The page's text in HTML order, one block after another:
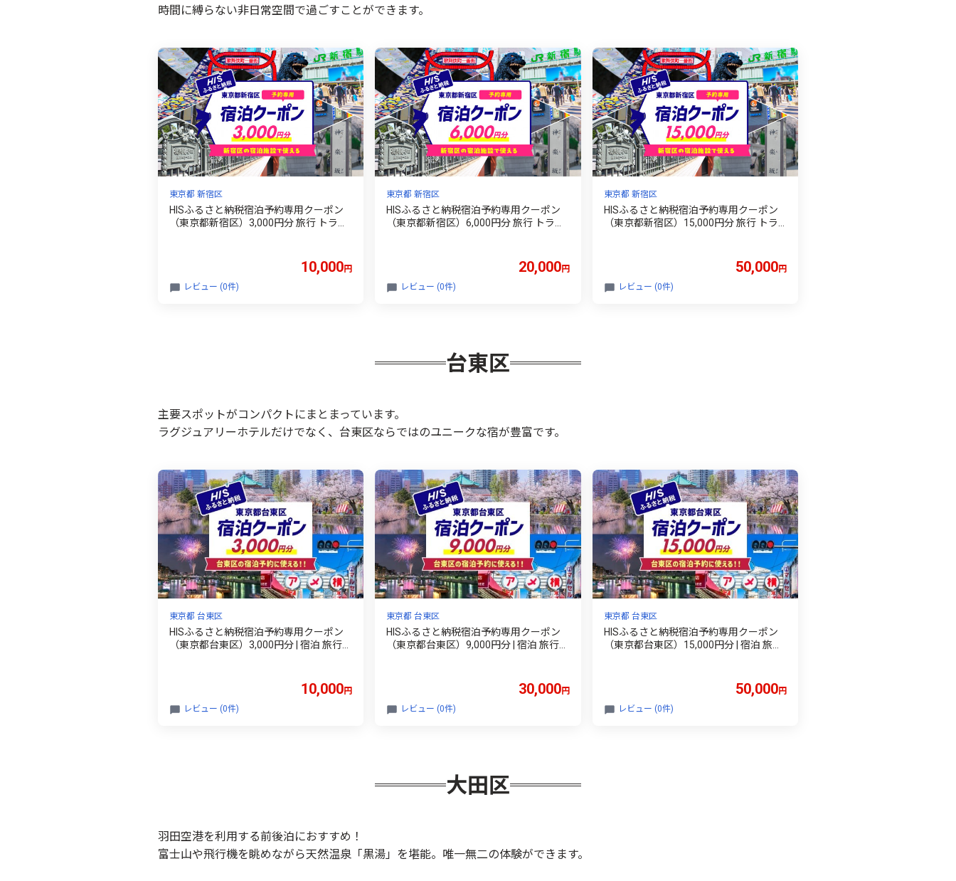
時間に縛らない非日常空間で過ごすことができます。
東京都 新宿区
HISふるさと納税宿泊予約専用クーポン
（東京都新宿区）3,000円分 旅行 トラベ
10,000円
レビュー (0件)
東京都 新宿区
HISふるさと納税宿泊予約専用クーポン
（東京都新宿区）6,000円分 旅行 トラベ
20,000円
レビュー (0件)
東京都 新宿区
HISふるさと納税宿泊予約専用クーポン
（東京都新宿区）15,000円分 旅行 トラ
50,000円
レビュー (0件)
台東区
主要スポットがコンパクトにまとまっています。
ラグジュアリーホテルだけでなく、台東区ならではのユニークな宿が豊富です。
東京都 台東区
HISふるさと納税宿泊予約専用クーポン
（東京都台東区）3,000円分 | 宿泊 旅行
10,000円
レビュー (0件)
東京都 台東区
HISふるさと納税宿泊予約専用クーポン
（東京都台東区）9,000円分 | 宿泊 旅行
30,000円
レビュー (0件)
東京都 台東区
HISふるさと納税宿泊予約専用クーポン
（東京都台東区）15,000円分 | 宿泊 旅行
50,000円
レビュー (0件)
大田区
羽田空港を利用する前後泊におすすめ！
富士山や飛行機を眺めながら天然温泉「黒湯」を堪能。唯一無二の体験ができます。